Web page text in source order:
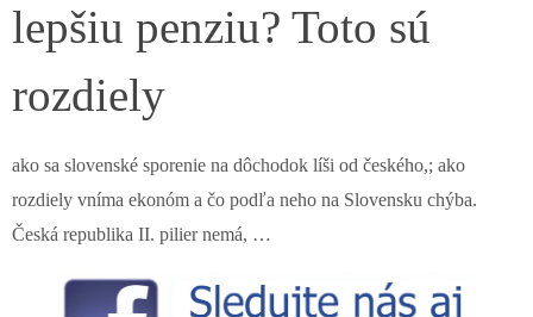
lepšiu penziu? Toto sú
rozdiely
ako sa slovenské sporenie na dôchodok líši od českého,; ako
rozdiely vníma ekonóm a čo podľa neho na Slovensku chýba.
Česká republika II. pilier nemá, …